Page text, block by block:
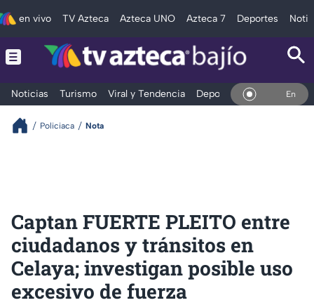
en vivo TV Azteca Azteca UNO Azteca 7 Deportes
Noticias Turismo Viral y Tendencia Deportes Espectáculos
En Vivo
Policiaca Nota
Captan FUERTE PLEITO entre
ciudadanos y tránsitos en
Celaya; investigan posible uso
excesivo de fuerza